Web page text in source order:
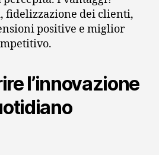
fidelizzazione dei clienti,
positive e miglior
l’innovazione